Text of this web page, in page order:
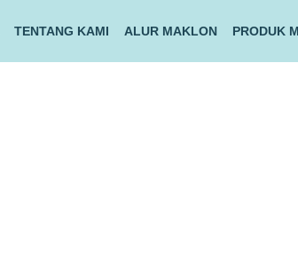
TENTANG KAMI ALUR MAKLON PRODUK